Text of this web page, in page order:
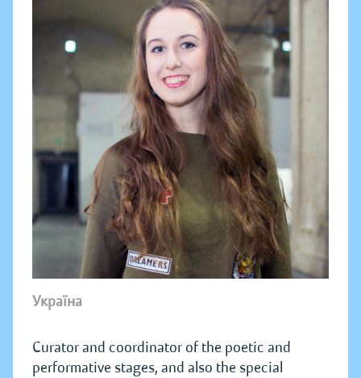
Україна
Curator and coordinator of the poetic and
performative stages, and also the special